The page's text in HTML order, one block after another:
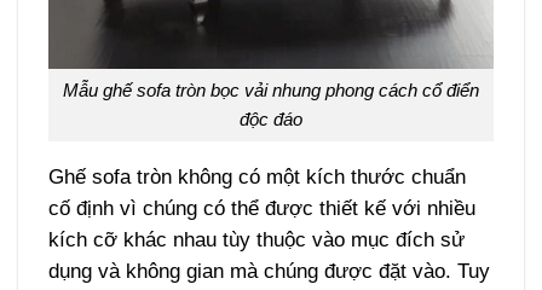
Mẫu ghế sofa tròn bọc vải nhung phong cách cổ điển
độc đáo
Ghế sofa tròn không có một kích thước chuẩn
cố định vì chúng có thể được thiết kế với nhiều
kích cỡ khác nhau tùy thuộc vào mục đích sử
dụng và không gian mà chúng được đặt vào. Tuy